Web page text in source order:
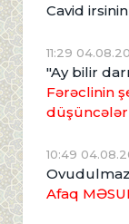
Cavid
11:29
"Ay bilir
Fərəclinin
10:49
Afaq